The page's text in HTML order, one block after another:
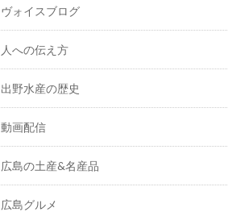
ヴォイスブログ
人への伝え方
出野水産の歴史
動画配信
広島の土産&名産品
広島グルメ